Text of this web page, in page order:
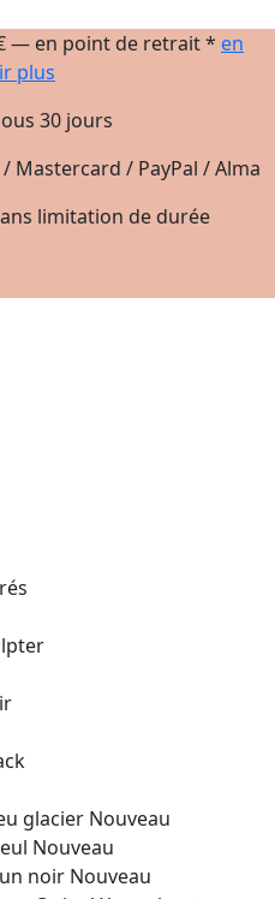
— en point de retrait * en
plus
30 jours
Mastercard / PayPal / Alma
limitation de durée
glacier Nouveau
Nouveau
noir Nouveau